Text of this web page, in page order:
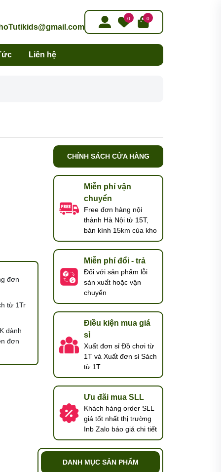
0 0
Liên hệ
đơn
từ 1Tr
dành
đơn
CHÍNH SÁCH CỬA HÀNG
Miễn phí vận
chuyển
Free đơn hàng nội
thành Hà Nội từ 15T,
bán kính 15km của kho
Miễn phí đổi - trả
Đối với sản phẩm lỗi
sản xuất hoặc vận
chuyển
Điều kiện mua giá
sỉ
Xuất đơn sỉ Đồ chơi từ
1T và Xuất đơn sỉ Sách
từ 1T
Ưu đãi mua SLL
Khách hàng order SLL
giá tốt nhất thị trường
Inb Zalo báo giá chi tiết
DANH MỤC SẢN PHẨM